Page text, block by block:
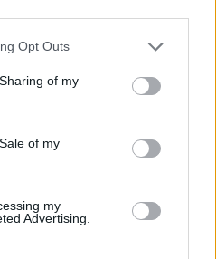
Opt Outs
of my
of my
my
Advertising.